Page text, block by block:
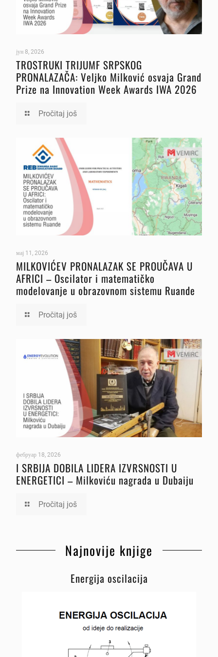
јун 8, 2026
TROSTRUKI TRIJUMF SRPSKOG
PRONALAZAČA: Veljko Milković osvaja Grand
Prize na Innovation Week Awards IWA 2026
Pročitaj još
мај 11, 2026
MILKOVIĆEV PRONALAZAK SE PROUČAVA U
AFRICI – Oscilator i matematičko
modelovanje u obrazovnom sistemu Ruande
Pročitaj još
фебруар 18, 2026
I SRBIJA DOBILA LIDERA IZVRSNOSTI U
ENERGETICI – Milkoviću nagrada u Dubaiju
Pročitaj još
Najnovije knjige
Energija oscilacija